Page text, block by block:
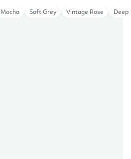
Mocha Soft Grey Vintage Rose Deep